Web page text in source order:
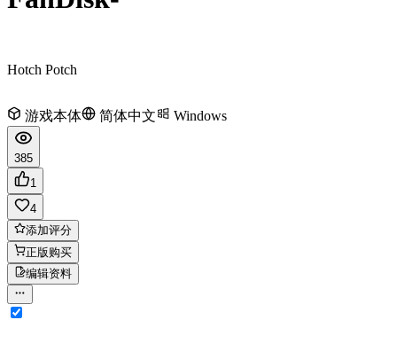
Hotch Potch
游戏本体 简体中文 Windows
385
1
4
添加评分
正版购买
编辑资料